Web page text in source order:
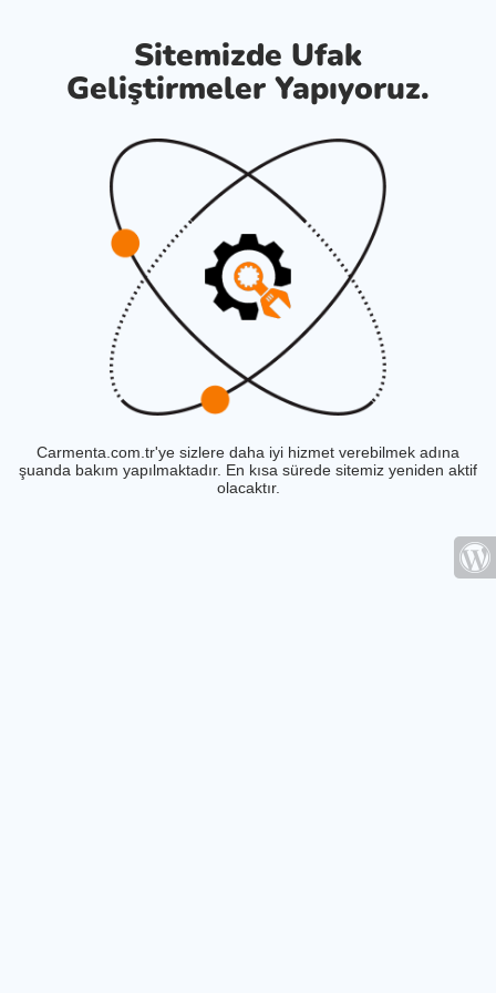
Sitemizde Ufak
Geliştirmeler Yapıyoruz.
Carmenta.com.tr'ye sizlere daha iyi hizmet verebilmek adına
şuanda bakım yapılmaktadır. En kısa sürede sitemiz yeniden aktif
olacaktır.